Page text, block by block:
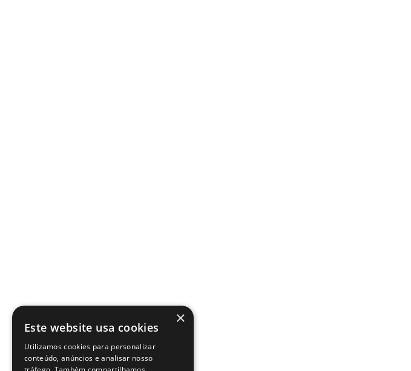
×
Este website usa cookies
Utilizamos cookies para personalizar
conteúdo, anúncios e analisar nosso